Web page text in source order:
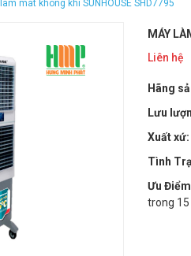
mát không khí SUNHOUSE SHD7795
MÁY
Liên hệ
Hãng
Lưu
Xuất xứ:
Tình
Ưu
trong 15